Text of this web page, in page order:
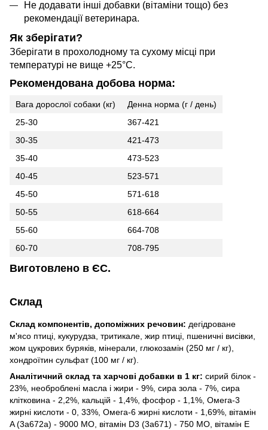
Не додавати інші добавки (вітаміни тощо) без
рекомендації ветеринара.
Як зберігати?
Зберігати в прохолодному та сухому місці при
температурі не вище +25°C.
Рекомендована добова норма:
Вага дорослої собаки (кг)
Денна норма (г / день)
25-30
367-421
30-35
421-473
35-40
473-523
40-45
523-571
45-50
571-618
50-55
618-664
55-60
664-708
60-70
708-795
Виготовлено в ЄС.
Склад
Склад компонентів, допоміжних речовин: дегідроване
м'ясо птиці, кукурудза, тритикале, жир птиці, пшеничні висівки,
жом цукрових буряків, мінерали, глюкозамін (250 мг / кг),
хондроїтин сульфат (100 мг / кг).
Аналітичний склад та харчові добавки в 1 кг: сирий білок -
23%, необроблені масла і жири - 9%, сира зола - 7%, сира
клітковина - 2,2%, кальцій - 1,4%, фосфор - 1,1%, Омега-3
жирні кислоти - 0, 33%, Омега-6 жирні кислоти - 1,69%, вітамін
A (3a672a) - 9000 MО, вітамін D3 (3a671) - 750 MО, вітамін E